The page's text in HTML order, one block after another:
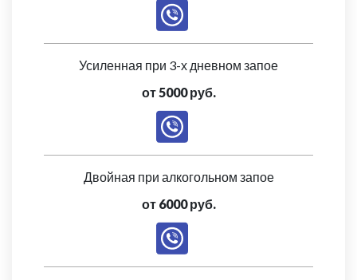
Усиленная при 3-х дневном запое
от 5000 руб.
Двойная при алкогольном запое
от 6000 руб.